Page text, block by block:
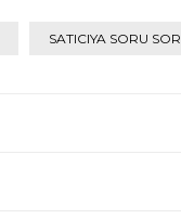
SATICIYA SORU SOR